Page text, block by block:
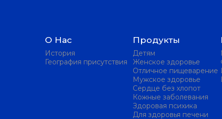
О Нас
История
География присутствия
Продукты
Детям
Женское здоровье
Отличное пищеварение
Мужское здоровье
Сердце без хлопот
Кожные заболевания
Здоровая психика
Для здоровья печени